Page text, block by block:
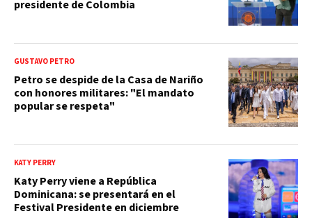
presidente de Colombia
GUSTAVO PETRO
Petro se despide de la Casa de Nariño
con honores militares: "El mandato
popular se respeta"
KATY PERRY
Katy Perry viene a República
Dominicana: se presentará en el
Festival Presidente en diciembre